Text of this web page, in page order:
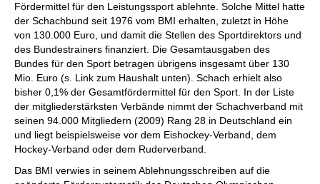
Fördermittel für den Leistungssport ablehnte. Solche Mittel hatte
der Schachbund seit 1976 vom BMI erhalten, zuletzt in Höhe
von 130.000 Euro, und damit die Stellen des Sportdirektors und
des Bundestrainers finanziert. Die Gesamtausgaben des
Bundes für den Sport betragen übrigens insgesamt über 130
Mio. Euro (s. Link zum Haushalt unten). Schach erhielt also
bisher 0,1% der Gesamtfördermittel für den Sport. In der Liste
der mitgliederstärksten Verbände nimmt der Schachverband mit
seinen 94.000 Mitgliedern (2009) Rang 28 in Deutschland ein
und liegt beispielsweise vor dem Eishockey-Verband, dem
Hockey-Verband oder dem Ruderverband.
Das BMI verwies in seinem Ablehnungsschreiben auf die